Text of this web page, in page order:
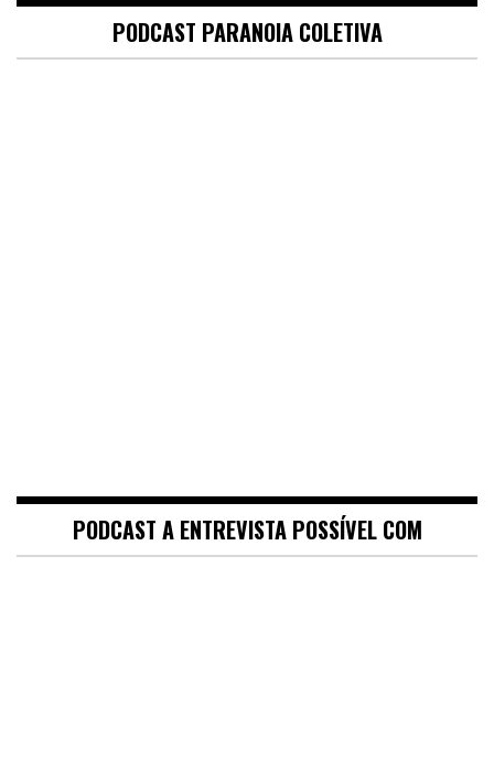
PODCAST PARANOIA COLETIVA
PODCAST A ENTREVISTA POSSÍVEL COM